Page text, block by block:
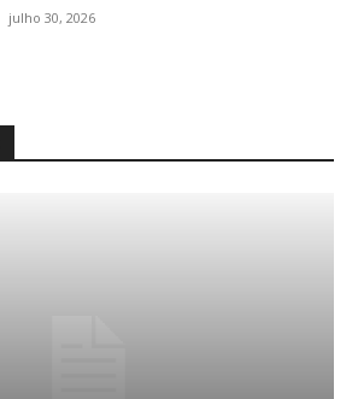
julho 30, 2026